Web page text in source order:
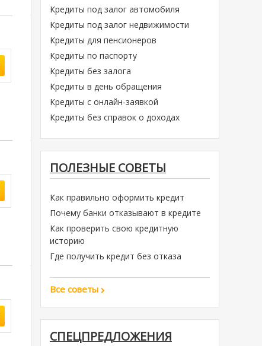
Кредиты под залог автомобиля
Кредиты под залог недвижимости
Кредиты для пенсионеров
Кредиты по паспорту
Кредиты без залога
Кредиты в день обращения
Кредиты с онлайн-заявкой
Кредиты без справок о доходах
ПОЛЕЗНЫЕ СОВЕТЫ
Как правильно оформить кредит
Почему банки отказывают в кредите
Как проверить свою кредитную
историю
Где получить кредит без отказа
Все советы
СПЕЦПРЕДЛОЖЕНИЯ